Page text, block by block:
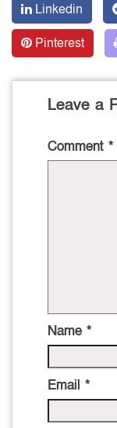
Linkedin
Pinterest
Leave a
Comment *
Name *
Email *